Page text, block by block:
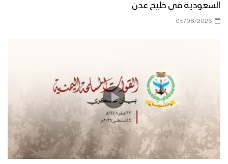
السعودية في خليج عدن
05/08/2026